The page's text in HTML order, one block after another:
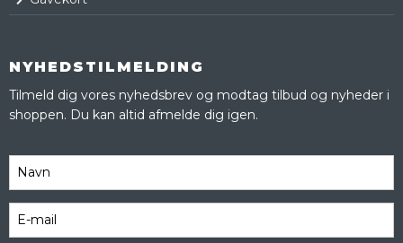
NYHEDSTILMELDING
Tilmeld dig vores nyhedsbrev og modtag tilbud og nyheder i
shoppen. Du kan altid afmelde dig igen.